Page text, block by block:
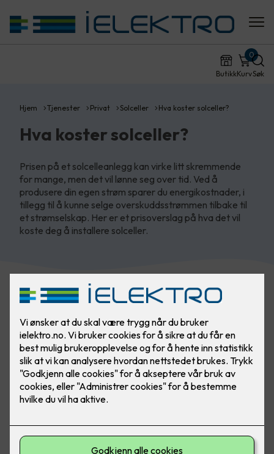
ButikkKurv
0
Søk
Hjem Tjenester Privat Solceller Hva koster solceller?
Hva koster solceller?
Prisen på et solcelleanlegg kan virke litt skremmende
for mange, men det vil lønne seg over tid. Ved å
produsere din egen strøm sparer du energikostnader, i
tillegg til å kunne selge overskuddsstrømmen tilbake til
et strømselskap. Her er et prisoverslag på hva det vil
koste deg å installere solceller.